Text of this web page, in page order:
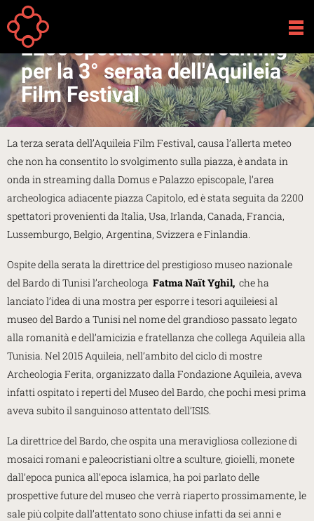
Salta al contenuto principale
Your
are
here
Home
2200 spettatori in streaming
per la 3° serata dell'Aquileia
Film Festival
La terza serata dell’Aquileia Film Festival, causa l’allerta meteo
che non ha consentito lo svolgimento sulla piazza, è andata in
onda in streaming dalla Domus e Palazzo episcopale, l’area
archeologica adiacente piazza Capitolo, ed è stata seguita da 2200
spettatori provenienti da Italia, Usa, Irlanda, Canada, Francia,
Lussemburgo, Belgio, Argentina, Svizzera e Finlandia.
Ospite della serata la direttrice del prestigioso museo nazionale
del Bardo di Tunisi l’archeologa Fatma Naït Yghil, che ha
lanciato l’idea di una mostra per esporre i tesori aquileiesi al
museo del Bardo a Tunisi nel nome del grandioso passato legato
alla romanità e dell’amicizia e fratellanza che collega Aquileia alla
Tunisia. Nel 2015 Aquileia, nell’ambito del ciclo di mostre
Archeologia Ferita, organizzato dalla Fondazione Aquileia, aveva
infatti ospitato i reperti del Museo del Bardo, che pochi mesi prima
aveva subito il sanguinoso attentato dell’ISIS.
La direttrice del Bardo, che ospita una meravigliosa collezione di
mosaici romani e paleocristiani oltre a sculture, gioielli, monete
dall’epoca punica all’epoca islamica, ha poi parlato delle
prospettive future del museo che verrà riaperto prossimamente, le
sale più colpite dall’attentato sono chiuse infatti da sei anni e